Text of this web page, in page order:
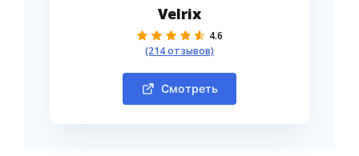
Velrix
4.6
(214 отзывов)
Смотреть